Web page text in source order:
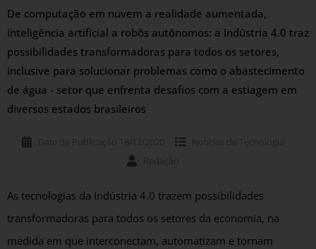
De computação em nuvem a realidade aumentada,
inteligência artificial a robôs autônomos: a Indústria 4.0 traz
possibilidades transformadoras para todos os setores,
inclusive para solucionar problemas como o abastecimento
de água - setor que enfrenta desafios com a estiagem em
diversos estados brasileiros
Data da Publicação 18/12/2020 Notícias de
Tecnologia
Redação
As tecnologias da Indústria 4.0 trazem possibilidades
transformadoras para todos os setores da economia, na
medida em que interconectam, automatizam e tornam